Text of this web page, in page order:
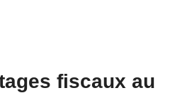
fiscaux au